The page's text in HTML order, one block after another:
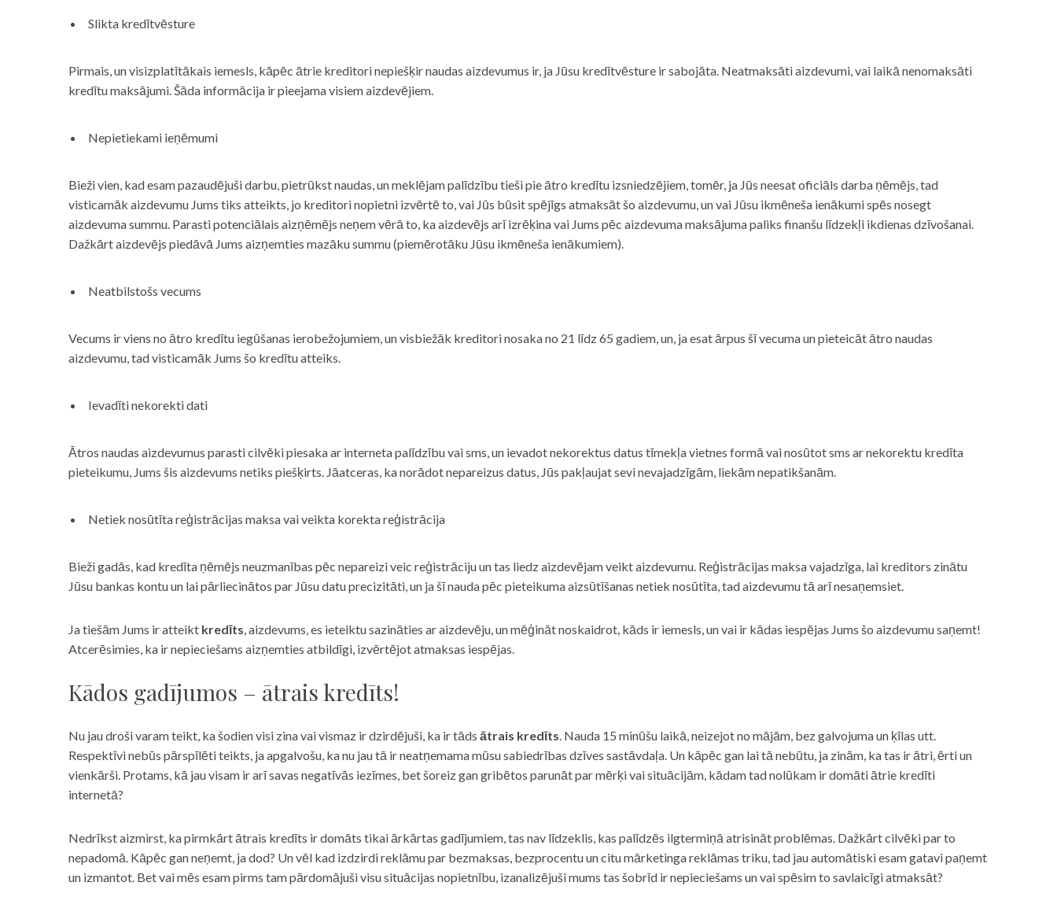
Slikta kredītvēsture
Pirmais, un visizplatītākais iemesls, kāpēc ātrie kreditori nepiešķir naudas aizdevumus ir, ja Jūsu kredītvēsture ir sabojāta. Neatmaksāti aizdevumi, vai laikā nenomaksāti
kredītu maksājumi. Šāda informācija ir pieejama visiem aizdevējiem.
Nepietiekami ieņēmumi
Bieži vien, kad esam pazaudējuši darbu, pietrūkst naudas, un meklējam palīdzību tieši pie ātro kredītu izsniedzējiem, tomēr, ja Jūs neesat oficiāls darba ņēmējs, tad
visticamāk aizdevumu Jums tiks atteikts, jo kreditori nopietni izvērtē to, vai Jūs būsit spējīgs atmaksāt šo aizdevumu, un vai Jūsu ikmēneša ienākumi spēs nosegt
aizdevuma summu. Parasti potenciālais aizņēmējs neņem vērā to, ka aizdevējs arī izrēķina vai Jums pēc aizdevuma maksājuma paliks finanšu līdzekļi ikdienas dzīvošanai.
Dažkārt aizdevējs piedāvā Jums aizņemties mazāku summu (piemērotāku Jūsu ikmēneša ienākumiem).
Neatbilstošs vecums
Vecums ir viens no ātro kredītu iegūšanas ierobežojumiem, un visbiežāk kreditori nosaka no 21 līdz 65 gadiem, un, ja esat ārpus šī vecuma un pieteicāt ātro naudas
aizdevumu, tad visticamāk Jums šo kredītu atteiks.
Ievadīti nekorekti dati
Ātros naudas aizdevumus parasti cilvēki piesaka ar interneta palīdzību vai sms, un ievadot nekorektus datus tīmekļa vietnes formā vai nosūtot sms ar nekorektu kredīta
pieteikumu, Jums šis aizdevums netiks piešķirts. Jāatceras, ka norādot nepareizus datus, Jūs pakļaujat sevi nevajadzīgām, liekām nepatikšanām.
Netiek nosūtīta reģistrācijas maksa vai veikta korekta reģistrācija
Bieži gadās, kad kredīta ņēmējs neuzmanības pēc nepareizi veic reģistrāciju un tas liedz aizdevējam veikt aizdevumu. Reģistrācijas maksa vajadzīga, lai kreditors zinātu
Jūsu bankas kontu un lai pārliecinātos par Jūsu datu precizitāti, un ja šī nauda pēc pieteikuma aizsūtīšanas netiek nosūtīta, tad aizdevumu tā arī nesaņemsiet.
Ja tiešām Jums ir atteikt kredīts, aizdevums, es ieteiktu sazināties ar aizdevēju, un mēģināt noskaidrot, kāds ir iemesls, un vai ir kādas iespējas Jums šo aizdevumu saņemt!
Atcerēsimies, ka ir nepieciešams aizņemties atbildīgi, izvērtējot atmaksas iespējas.
Kādos gadījumos – ātrais kredīts!
Nu jau droši varam teikt, ka šodien visi zina vai vismaz ir dzirdējuši, ka ir tāds ātrais kredīts. Nauda 15 minūšu laikā, neizejot no mājām, bez galvojuma un ķīlas utt.
Respektīvi nebūs pārspīlēti teikts, ja apgalvošu, ka nu jau tā ir neatņemama mūsu sabiedrības dzīves sastāvdaļa. Un kāpēc gan lai tā nebūtu, ja zinām, ka tas ir ātri, ērti un
vienkārši. Protams, kā jau visam ir arī savas negatīvās iezīmes, bet šoreiz gan gribētos parunāt par mērķi vai situācijām, kādam tad nolūkam ir domāti ātrie kredīti
internetā?
Nedrīkst aizmirst, ka pirmkārt ātrais kredīts ir domāts tikai ārkārtas gadījumiem, tas nav līdzeklis, kas palīdzēs ilgtermiņā atrisināt problēmas. Dažkārt cilvēki par to
nepadomā. Kāpēc gan neņemt, ja dod? Un vēl kad izdzirdi reklāmu par bezmaksas, bezprocentu un citu mārketinga reklāmas triku, tad jau automātiski esam gatavi paņemt
un izmantot. Bet vai mēs esam pirms tam pārdomājuši visu situācijas nopietnību, izanalizējuši mums tas šobrīd ir nepieciešams un vai spēsim to savlaicīgi atmaksāt?